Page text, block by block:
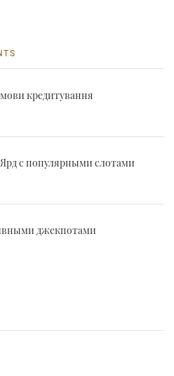
кредитування
с популярными слотами
джекпотами